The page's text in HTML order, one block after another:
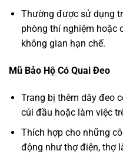
Thường được sử dụng
phòng thí nghiệm hoặc
không gian hạn chế.
Mũ Bảo Hộ Có Quai Đeo
Trang bị thêm dây đeo
cúi đầu hoặc làm việc
Thích hợp cho những
động như thợ điện, thợ